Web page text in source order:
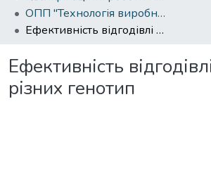
ОПП "Технологія виробництва і переробки продукції тваринництва"
Ефективність відгодівлі свиней різних генотип
Ефективність
різних генотип